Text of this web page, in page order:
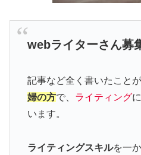
webライターさん募
記事など全く書いたこと
婦の方で、 ライティング
います。
ライティングスキルを一